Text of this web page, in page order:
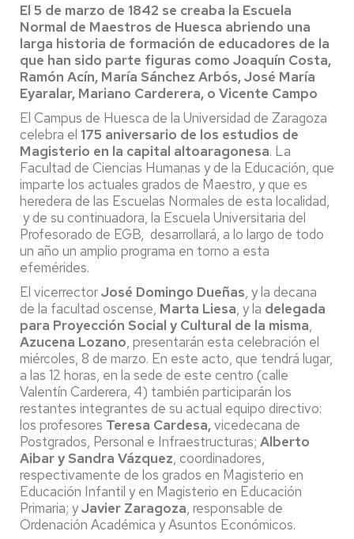
El 5 de marzo de 1842 se creaba la Escuela
Normal de Maestros de Huesca abriendo una
larga historia de formación de educadores de la
que han sido parte figuras como Joaquín Costa,
Ramón Acín, María Sánchez Arbós, José María
Eyaralar, Mariano Carderera, o Vicente Campo
El Campus de Huesca de la Universidad de Zaragoza
celebra el 175 aniversario de los estudios de
Magisterio en la capital altoaragonesa. La
Facultad de Ciencias Humanas y de la Educación, que
imparte los actuales grados de Maestro, y que es
heredera de las Escuelas Normales de esta localidad,
y de su continuadora, la Escuela Universitaria del
Profesorado de EGB, desarrollará, a lo largo de todo
un año un amplio programa en torno a esta
efemérides.
El vicerrectorJosé Domingo Dueñas, y la decana
de la facultad oscense, Marta Liesa, y la delegada
para Proyección Social y Cultural de la misma,
Azucena Lozano, presentarán esta celebración el
miércoles, 8 de marzo. En este acto, que tendrá lugar,
a las 12 horas, en la sede de este centro (calle
Valentín Carderera, 4) también participarán los
restantes integrantes de su actual equipo directivo:
los profesores Teresa Cardesa,vicedecana de
Postgrados, Personal e Infraestructuras; Alberto
Aibar y Sandra Vázquez, coordinadores,
respectivamente de los grados en Magisterio en
Educación Infantil y en Magisterio en Educación
Primaria; yJavier Zaragoza, responsable de
Ordenación Académica y Asuntos Económicos.